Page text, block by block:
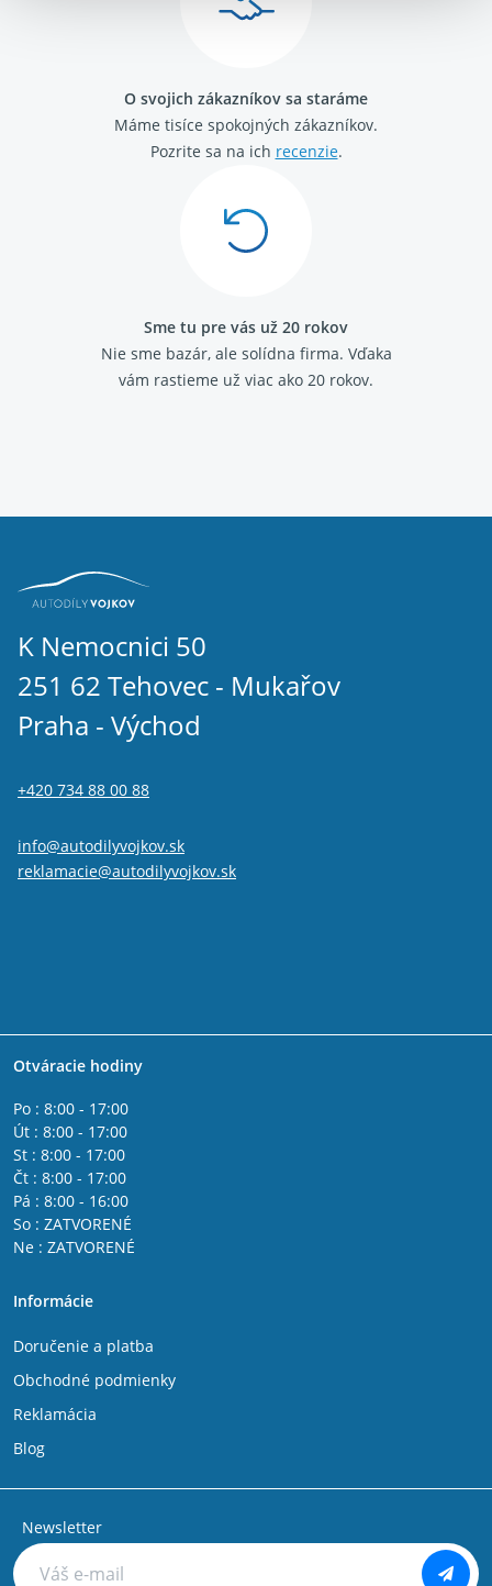
Audi A8 (D3) 2003 - 2010 3.0
Audi A8 (D3) 2003 - 2010 S8
Audi A8 (D3) 2003 - 2010 6.0 W12
Audi A8 (D3) 2003 - 2010 4.2 FSI
O svojich zákazníkov sa staráme
Máme tisíce spokojných zákazníkov.
Pozrite sa na ich recenzie.
Sme tu pre vás už 20 rokov
Nie sme bazár, ale solídna firma. Vďaka
vám rastieme už viac ako 20 rokov.
K Nemocnici 50
251 62 Tehovec - Mukařov
Praha - Východ
+420 734 88 00 88
info@autodilyvojkov.sk
reklamacie@autodilyvojkov.sk
Otváracie hodiny
Po : 8:00 - 17:00
Út : 8:00 - 17:00
St : 8:00 - 17:00
Čt : 8:00 - 17:00
Pá : 8:00 - 16:00
So : ZATVORENÉ
Ne : ZATVORENÉ
Informácie
Doručenie a platba
Obchodné podmienky
Reklamácia
Blog
Newsletter